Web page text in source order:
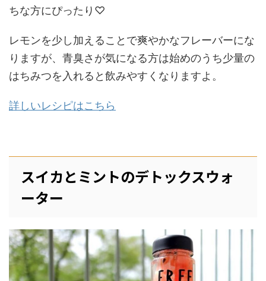
ちな方にぴったり♡
レモンを少し加えることで爽やかなフレーバーにな
りますが、青臭さが気になる方は始めのうち少量の
はちみつを入れると飲みやすくなりますよ。
詳しいレシピはこちら
スイカとミントのデトックスウォ
ーター